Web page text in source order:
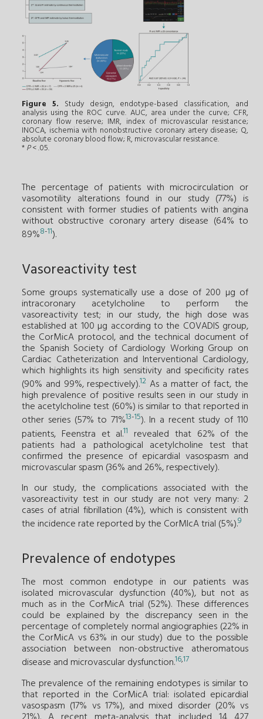
Figure 5. Study design, endotype-based classification, and
analysis using the ROC curve. AUC, area under the curve; CFR,
coronary flow reserve; IMR, index of microvascular resistance;
INOCA, ischemia with nonobstructive coronary artery disease; Q,
absolute coronary blood flow; R, microvascular resistance.
*P< .05.
The percentage of patients with microcirculation or
vasomotility alterations found in our study (77%) is
consistent with former studies of patients with angina
without obstructive coronary artery disease (64% to
89%8-11).
Vasoreactivity test
Some groups systematically use a dose of 200 µg of
intracoronary acetylcholine to perform the
vasoreactivity test; in our study, the high dose was
established at 100 µg according to the COVADIS group,
the CorMicA protocol, and the technical document of
the Spanish Society of Cardiology Working Group on
Cardiac Catheterization and Interventional Cardiology,
which highlights its high sensitivity and specificity rates
(90% and 99%, respectively).12 As a matter of fact, the
high prevalence of positive results seen in our study in
the acetylcholine test (60%) is similar to that reported in
other series (57% to 71%13-15). In a recent study of 110
patients, Feenstra et al.11 revealed that 62% of the
patients had a pathological acetylcholine test that
confirmed the presence of epicardial vasospasm and
microvascular spasm (36% and 26%, respectively).
In our study, the complications associated with the
vasoreactivity test in our study are not very many: 2
cases of atrial fibrillation (4%), which is consistent with
the incidence rate reported by the CorMIcA trial (5%).9
Prevalence of endotypes
The most common endotype in our patients was
isolated microvascular dysfunction (40%), but not as
much as in the CorMicA trial (52%). These differences
could be explained by the discrepancy seen in the
percentage of completely normal angiographies (22% in
the CorMicA vs 63% in our study) due to the possible
association between non-obstructive atheromatous
disease and microvascular dysfunction.16,17
The prevalence of the remaining endotypes is similar to
that reported in the CorMicA trial: isolated epicardial
vasospasm (17% vs 17%), and mixed disorder (20% vs